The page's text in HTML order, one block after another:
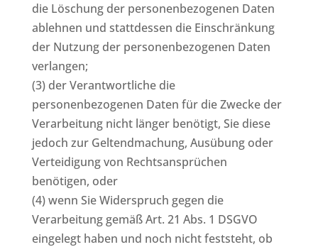
die Löschung der personenbezogenen Daten
ablehnen und stattdessen die Einschränkung
der Nutzung der personenbezogenen Daten
verlangen;
(3) der Verantwortliche die
personenbezogenen Daten für die Zwecke der
Verarbeitung nicht länger benötigt, Sie diese
jedoch zur Geltendmachung, Ausübung oder
Verteidigung von Rechtsansprüchen
benötigen, oder
(4) wenn Sie Widerspruch gegen die
Verarbeitung gemäß Art. 21 Abs. 1 DSGVO
eingelegt haben und noch nicht feststeht, ob